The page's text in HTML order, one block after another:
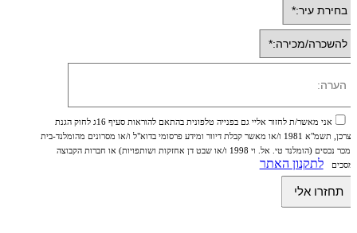
אני מאשר/ת לחזור אליי גם בפנייה טלפונית בהתאם להוראות סעיף 16ג לחוק הגנת
הצרכן, תשמ"א 1981 ו/או מאשר קבלת דיוור ומידע פרסומי בדוא"ל ו/או מסרונים מהומלנד-בית
ממכר נכסים (הומלנד טי. אל. וי 1998 ו/או שבט דן אחזקות ושותפויות) או חברות הקבוצה
ומסכים
לתקנון האתר